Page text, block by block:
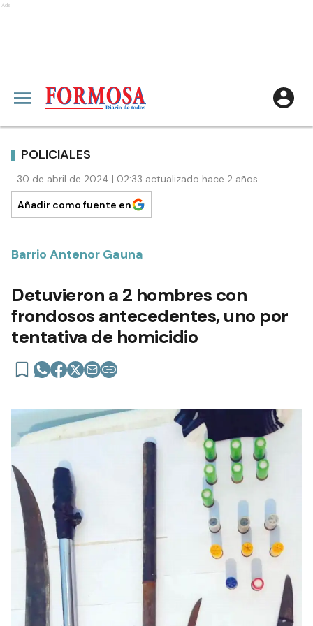
Ads
POLICIALES
30 de abril de 2024 | 02:33 actualizado hace 2 años
Añadir como fuente en
Barrio Antenor Gauna
Detuvieron a 2 hombres con
frondosos antecedentes, uno por
tentativa de homicidio